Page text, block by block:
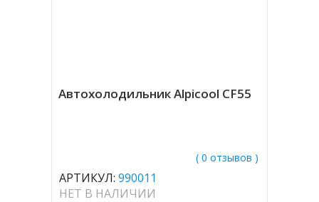
Автохолодильник Alpicool CF55
( 0 отзывов )
АРТИКУЛ: 990011
НЕТ В НАЛИЧИИ